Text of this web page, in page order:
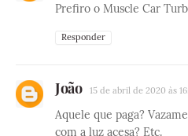
Prefiro o Muscle Car
Responder
João 15 de abril de 2020 às
Aquele que paga?
com a luz acesa? Etc.